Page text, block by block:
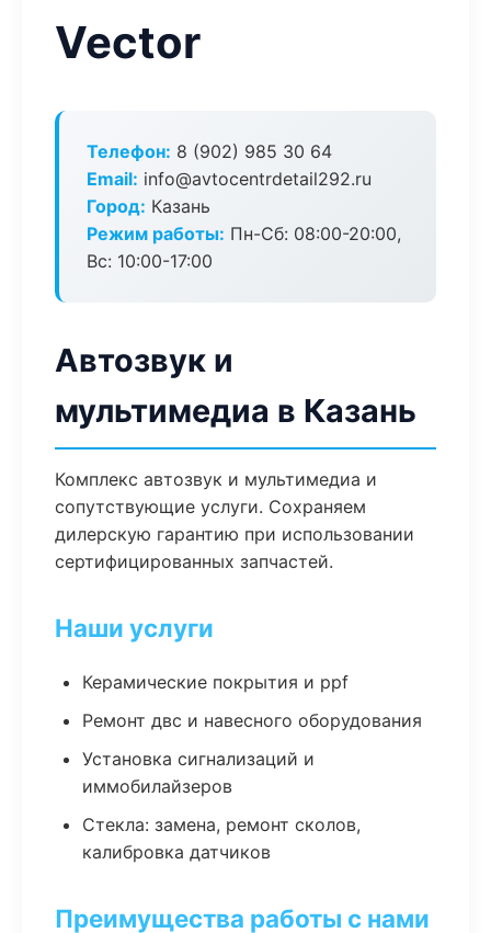
Vector
Телефон: 8 (902) 985 30 64
Email: info@avtocentrdetail292.ru
Город: Казань
Режим работы: Пн-Сб: 08:00-20:00,
Вс: 10:00-17:00
Автозвук и
мультимедиа в Казань
Комплекс автозвук и мультимедиа и
сопутствующие услуги. Сохраняем
дилерскую гарантию при использовании
сертифицированных запчастей.
Наши услуги
Керамические покрытия и ppf
Ремонт двс и навесного оборудования
Установка сигнализаций и
иммобилайзеров
Стекла: замена, ремонт сколов,
калибровка датчиков
Преимущества работы с нами